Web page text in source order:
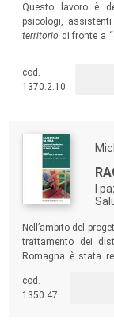
Questo lavoro è
psicologi,
territorio di fronte a
bagaglio culturale
accoglienza allo
transculturale
cod.
1370.2.10
I
Nell’ambito del
trattamento dei
Romagna è stata
presenta i testi
dell’analisi
cod.
1350.47